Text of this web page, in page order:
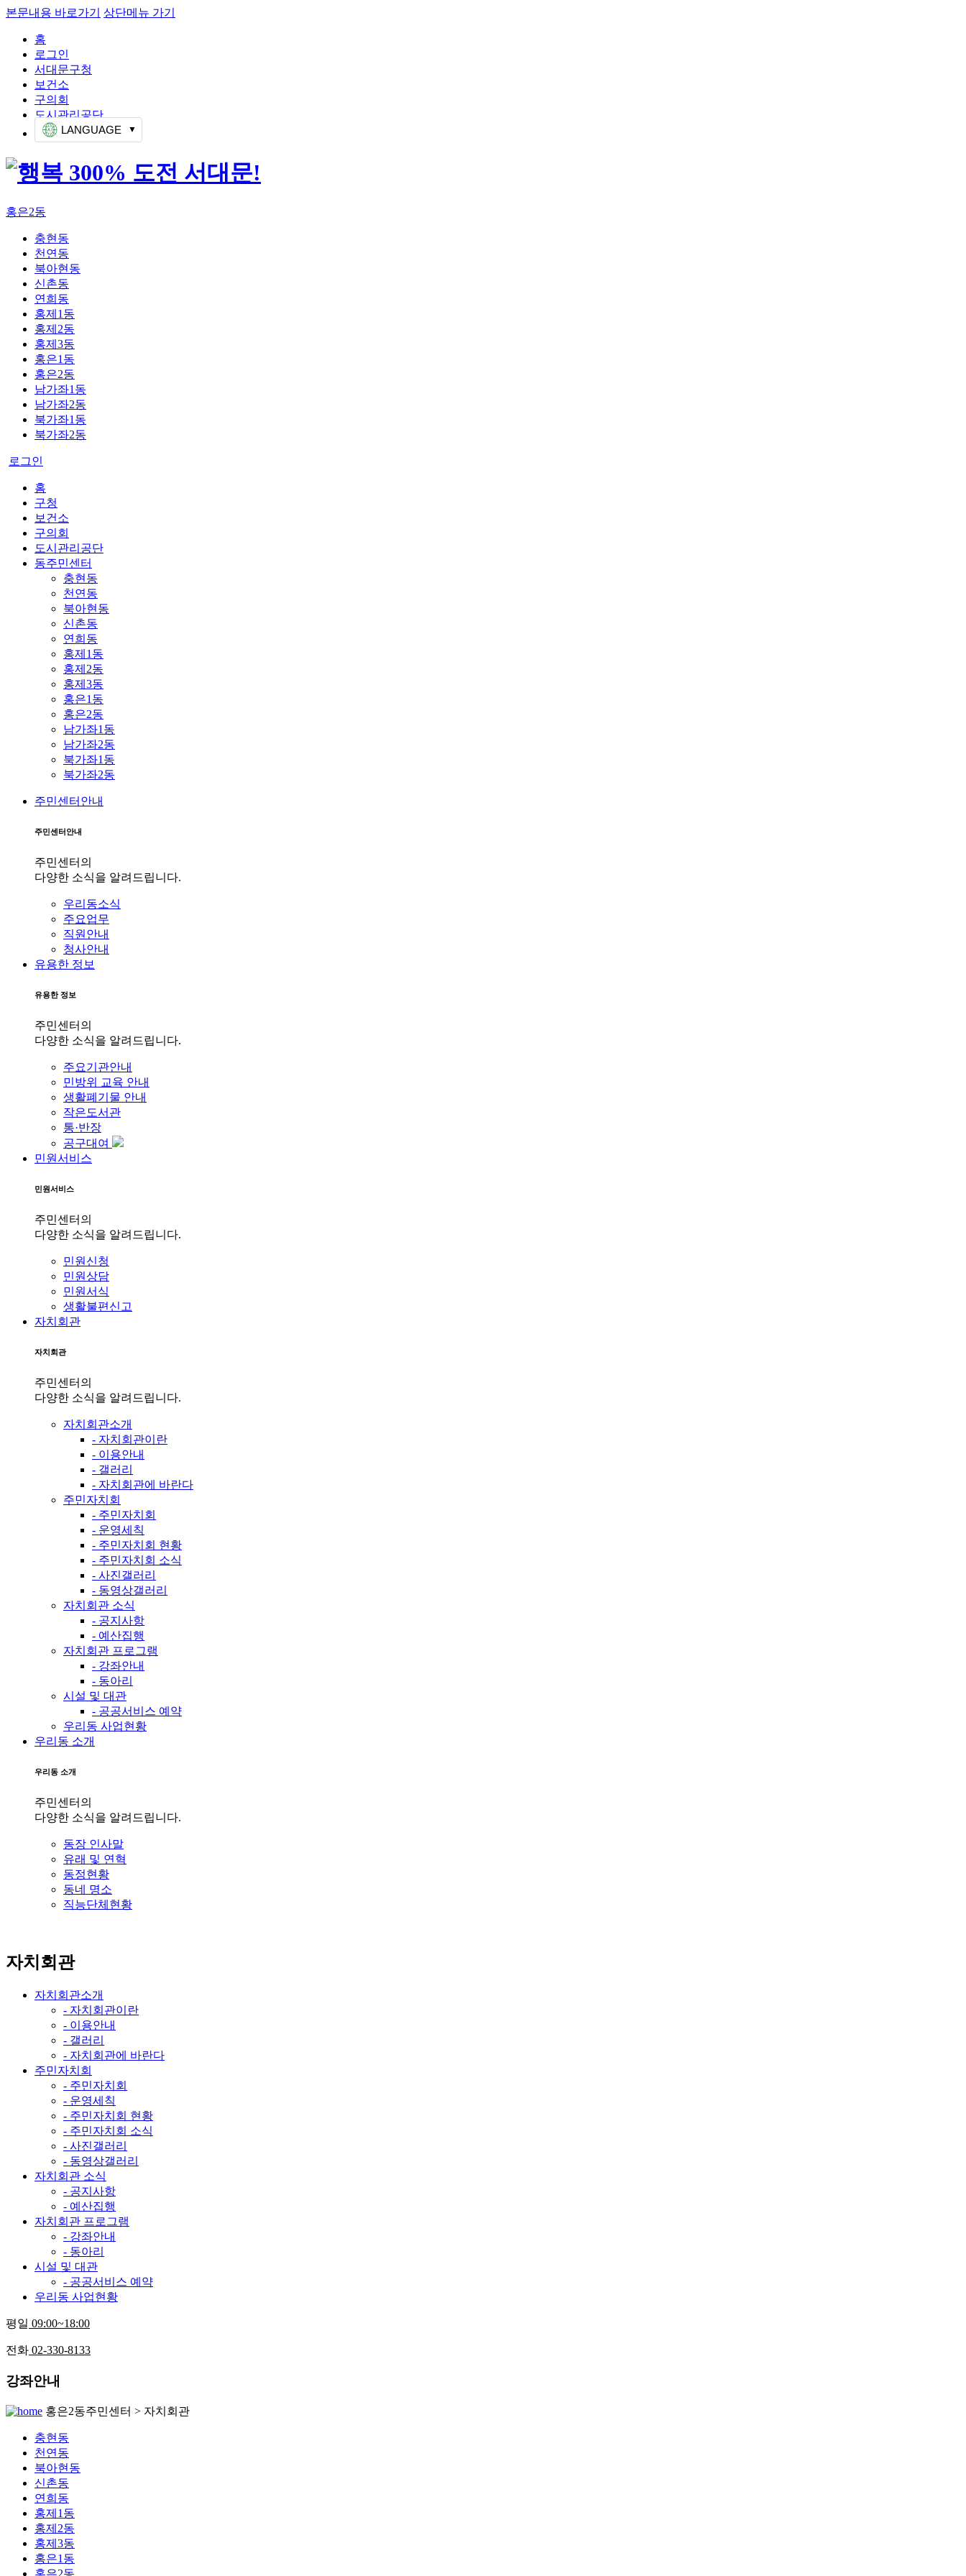
본문내용 바로가기 상단메뉴 가기
홈
로그인
서대문구청
보건소
구의회
도시관리공단
LANGUAGE
홍은2동
충현동
천연동
북아현동
신촌동
연희동
홍제1동
홍제2동
홍제3동
홍은1동
홍은2동
남가좌1동
남가좌2동
북가좌1동
북가좌2동
로그인
홈
구청
보건소
구의회
도시관리공단
동주민센터
충현동
천연동
북아현동
신촌동
연희동
홍제1동
홍제2동
홍제3동
홍은1동
홍은2동
남가좌1동
남가좌2동
북가좌1동
북가좌2동
주민센터안내
주민센터안내
주민센터의
다양한 소식을 알려드립니다.
우리동소식
주요업무
직원안내
청사안내
유용한 정보
유용한 정보
주민센터의
다양한 소식을 알려드립니다.
주요기관안내
민방위 교육 안내
생활폐기물 안내
작은도서관
통·반장
공구대여
민원서비스
민원서비스
주민센터의
다양한 소식을 알려드립니다.
민원신청
민원상담
민원서식
생활불편신고
자치회관
자치회관
주민센터의
다양한 소식을 알려드립니다.
자치회관소개
- 자치회관이란
- 이용안내
- 갤러리
- 자치회관에 바란다
주민자치회
- 주민자치회
- 운영세칙
- 주민자치회 현황
- 주민자치회 소식
- 사진갤러리
- 동영상갤러리
자치회관 소식
- 공지사항
- 예산집행
자치회관 프로그램
- 강좌안내
- 동아리
시설 및 대관
- 공공서비스 예약
우리동 사업현황
우리동 소개
우리동 소개
주민센터의
다양한 소식을 알려드립니다.
동장 인사말
유래 및 연혁
동정현황
동네 명소
직능단체현황
자치회관
자치회관소개
- 자치회관이란
- 이용안내
- 갤러리
- 자치회관에 바란다
주민자치회
- 주민자치회
- 운영세칙
- 주민자치회 현황
- 주민자치회 소식
- 사진갤러리
- 동영상갤러리
자치회관 소식
- 공지사항
- 예산집행
자치회관 프로그램
- 강좌안내
- 동아리
시설 및 대관
- 공공서비스 예약
우리동 사업현황
평일 09:00~18:00
전화 02-330-8133
강좌안내
홍은2동주민센터 > 자치회관
충현동
천연동
북아현동
신촌동
연희동
홍제1동
홍제2동
홍제3동
홍은1동
홍은2동